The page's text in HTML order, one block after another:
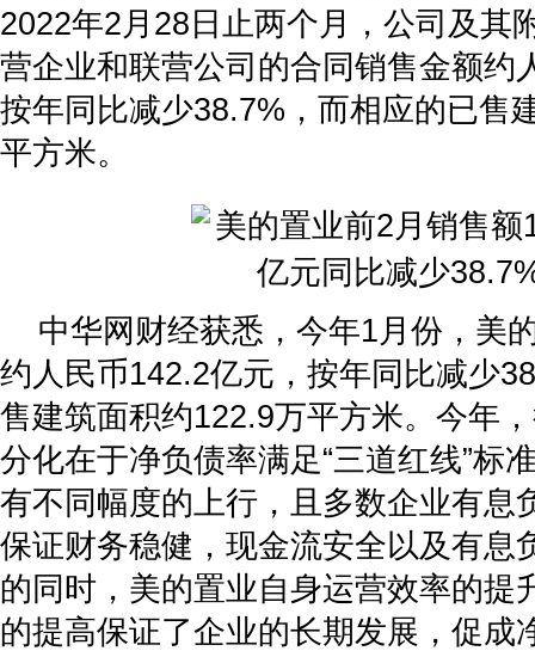
2022年2月28日止两个月，公司及其
营企业和联营公司的合同销售金额约
按年同比减少38.7%，而相应的已售
平方米。
中华网财经获悉，今年1月份，美
约人民币142.2亿元，按年同比减少
售建筑面积约122.9万平方米。今年
分化在于净负债率满足“三道红线”标
有不同幅度的上行，且多数企业有息
保证财务稳健，现金流安全以及有息
的同时，美的置业自身运营效率的提
的提高保证了企业的长期发展，促成